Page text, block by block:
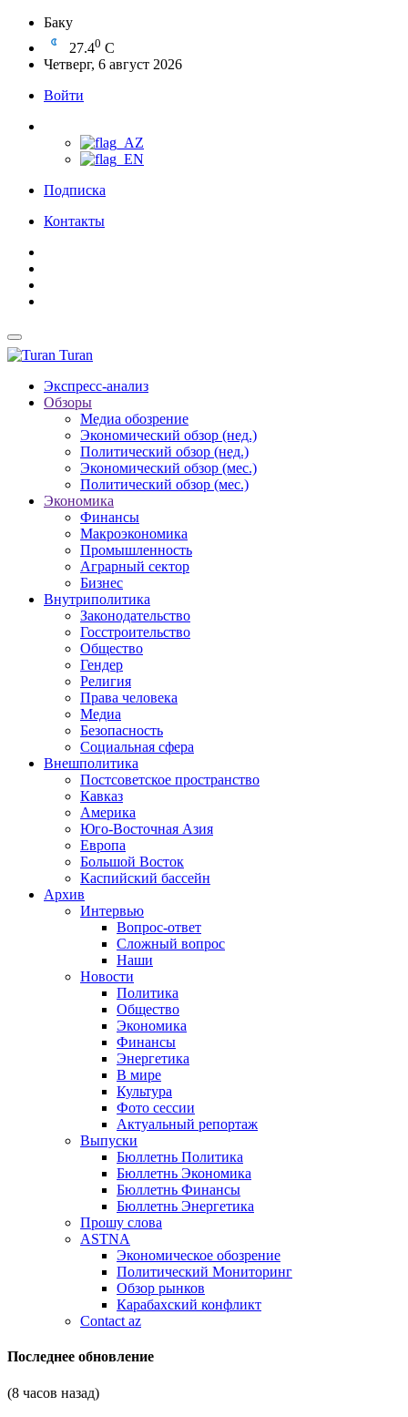
Баку
27.40 C
Четверг, 6 август 2026
Войти
Подписка
Контакты
Turan
Экспресс-анализ
Обзоры
Медиа обозрение
Экономический обзор (нед.)
Политический обзор (нед.)
Экономический обзор (мес.)
Политический обзор (мес.)
Экономика
Финансы
Макроэкономика
Промышленность
Аграрный сектор
Бизнес
Внутриполитика
Законодательство
Госстроительство
Общество
Гендер
Религия
Права человека
Медиа
Безопасность
Социальная сфера
Внешполитика
Постсоветское пространство
Кавказ
Америка
Юго-Восточная Азия
Европа
Большой Восток
Каспийский бассейн
Архив
Интервью
Вопрос-ответ
Сложный вопрос
Наши
Новости
Политика
Общество
Экономика
Финансы
Энергетика
В мире
Культура
Фото сессии
Актуальный репортаж
Выпуски
Бюллетнь Политика
Бюллетнь Экономика
Бюллетнь Финансы
Бюллетнь Энергетика
Прошу слова
ASTNA
Экономическое обозрение
Политический Мониторинг
Обзор рынков
Карабахский конфликт
Contact az
Последнее обновление
(8 часов назад)